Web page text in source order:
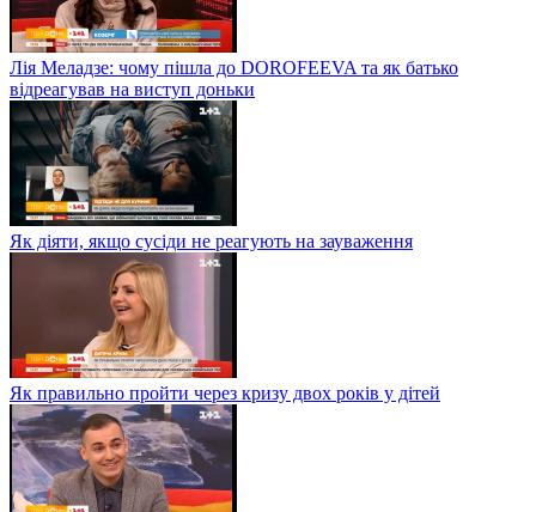
Лія Меладзе: чому пішла до DOROFEEVA та як батько
відреагував на виступ доньки
Як діяти, якщо сусіди не реагують на зауваження
Як правильно пройти через кризу двох років у дітей